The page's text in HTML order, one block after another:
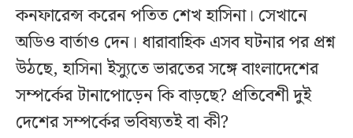
কনফারেন্স করেন পতিত শেখ হাসিনা। সেখানে
অডিও বার্তাও দেন। ধারাবাহিক এসব ঘটনার পর প্রশ্ন
উঠছে, হাসিনা ইস্যুতে ভারতের সঙ্গে বাংলাদেশের
সম্পর্কের টানাপোড়েন কি বাড়ছে? প্রতিবেশী দুই
দেশের সম্পর্কের ভবিষ্যতই বা কী?